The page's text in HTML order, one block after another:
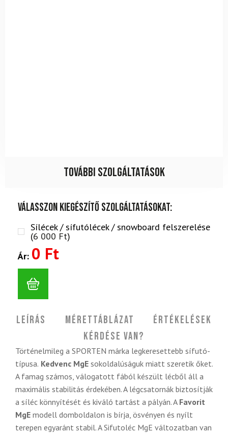
További szolgáltatások
Válasszon kiegészítő szolgáltatásokat:
Sílécek / sífutólécek / snowboard felszerelése
(6 000 Ft)
Ár: 0 Ft
Leírás Mérettáblázat
Értékelések
Kérdése van?
Történelmileg a SPORTEN márka legkeresettebb sífutó-
típusa. Kedvenc MgE sokoldalúságuk miatt szeretik őket.
A famag számos, válogatott fából készült lécből áll a
maximális stabilitás érdekében. A légcsatornák biztosítják
a síléc könnyítését és kiváló tartást a pályán. A Favorit
MgE modell domboldalon is bírja, ösvényen és nyílt
terepen egyaránt stabil. A Sifutoléc MgE változatban van